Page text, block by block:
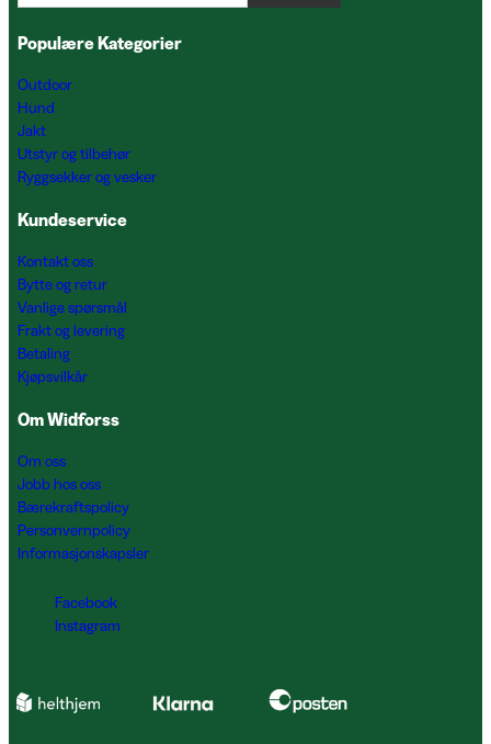
Populære Kategorier
Outdoor
Hund
Jakt
Utstyr og tilbehør
Ryggsekker og vesker
Kundeservice
Kontakt oss
Bytte og retur
Vanlige spørsmål
Frakt og levering
Betaling
Kjøpsvilkår
Om Widforss
Om oss
Jobb hos oss
Bærekraftspolicy
Personvernpolicy
Informasjonskapsler
Facebook
Instagram